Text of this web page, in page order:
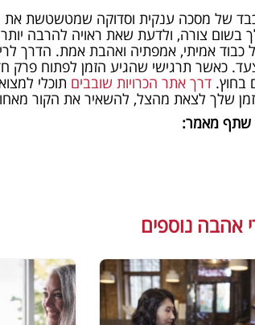
כבד של מסכה ענקית וסדוקה שמטשטשת
צורה, ולדעת שאת ראויה להרבה
כבוד אמיתי, אמפתיה ואהבת אמת. הדרך
כאשר תרגישי שהגיע הזמן לפתוח פרק
בחוץ. דרך אתר הכרויות שובבים תוכלי
שלך לצאת מהצל, להשאיר את הקור
שתף מאמר:
אהבה נוספים